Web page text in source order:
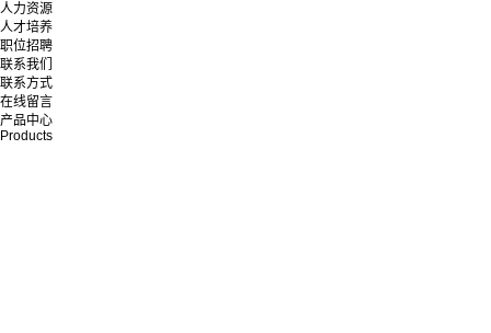
人力资源
人才培养
职位招聘
联系我们
联系方式
在线留言
产品中心
Products